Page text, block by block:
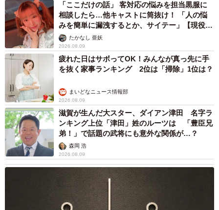
2026.08.09
帰省は控えても感謝は届けたい…「お盆玉」っ
て知ってる？「あげる派」の4割が金額アッ
プ、相場はいくら？
まいどなニュース情報部
2026.08.09
フキハラ？ 「最近、生きるの難しい」令和の
職場で悩む上司【漫画】
海川 まこと
2026.08.09
補助があっても約9割が「夏の電気・ガス代は
重い」と回答…猛暑でも「冷房を控える」人が
7割超に
まいどなデータ
2026.08.08
「だんだん時代劇俳優みたく…」国民的バンド
の55歳ボーカリスト 競馬界の57歳レジェンド
らとの「夏祭り満喫ショット」に驚きの声続々